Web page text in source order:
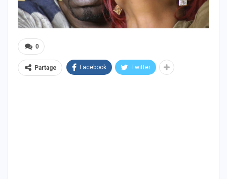
0
Partage Facebook Twitter